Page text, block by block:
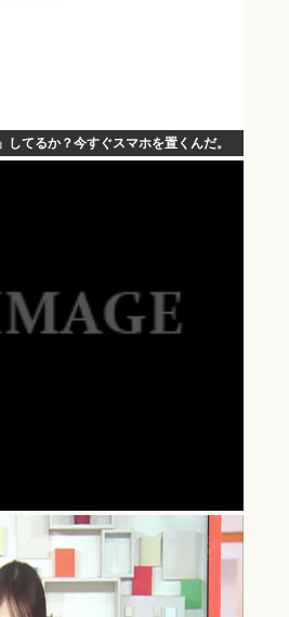
てるか？今すぐスマホを置くんだ。